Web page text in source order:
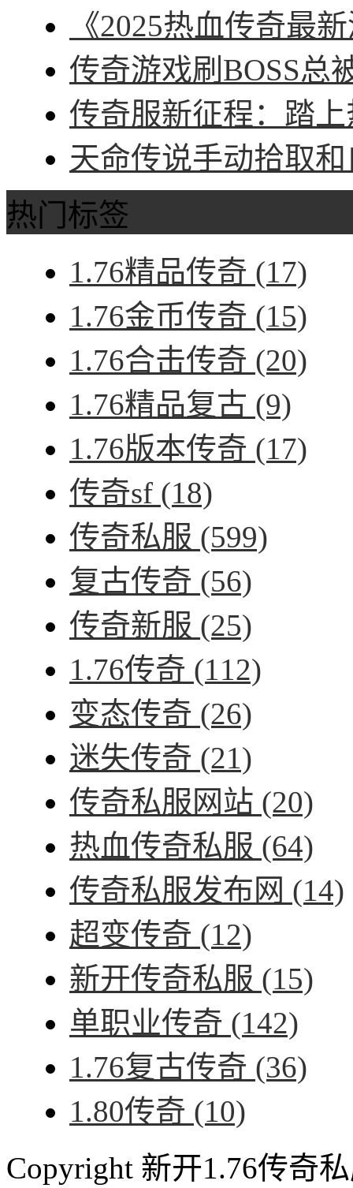
《2025热血传奇最
传奇游戏刷BOSS总
传奇服新征程：踏
天命传说手动拾取
热门标签
1.76精品传奇 (17)
1.76金币传奇 (15)
1.76合击传奇 (20)
1.76精品复古 (9)
1.76版本传奇 (17)
传奇sf (18)
传奇私服 (599)
复古传奇 (56)
传奇新服 (25)
1.76传奇 (112)
变态传奇 (26)
迷失传奇 (21)
传奇私服网站 (20)
热血传奇私服 (64)
传奇私服发布网 (14)
超变传奇 (12)
新开传奇私服 (15)
单职业传奇 (142)
1.76复古传奇 (36)
1.80传奇 (10)
Copyright 新开1.76传奇